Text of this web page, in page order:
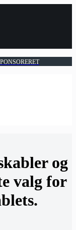
og
valg for